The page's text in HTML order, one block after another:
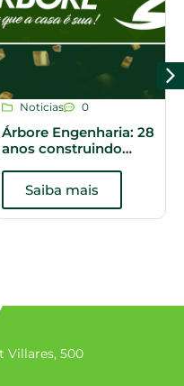
Noticias 0
Árbore Engenharia: 28
anos construindo
Saiba mais
Villares, 500